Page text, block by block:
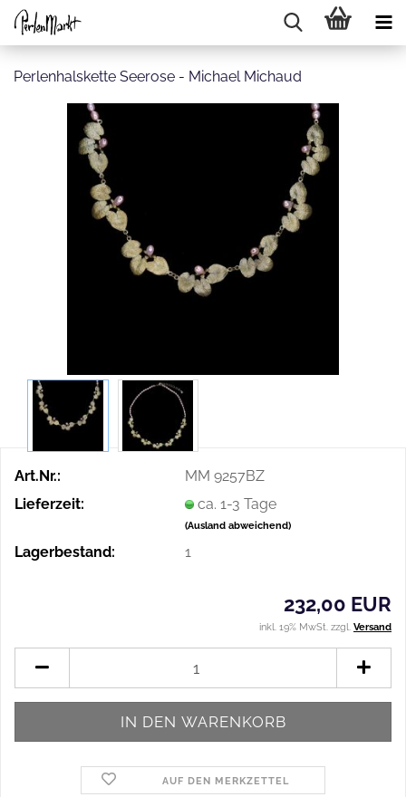
Perlenhalskette Seerose - Michael Michaud
Art.Nr.:
MM 9257BZ
Lieferzeit:
ca. 1-3 Tage
(Ausland abweichend)
Lagerbestand: 1
232,00 EUR
inkl. 19% MwSt. zzgl. Versand
AUF DEN MERKZETTEL